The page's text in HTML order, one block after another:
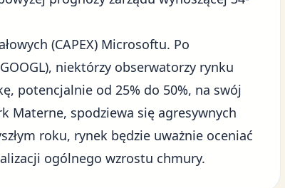
(CAPEX) Microsoftu. Po
, niektórzy obserwatorzy rynku
potencjalnie od 25% do 50%, na swój
Materne, spodziewa się agresywnych
roku, rynek będzie uważnie oceniać
ogólnego wzrostu chmury.